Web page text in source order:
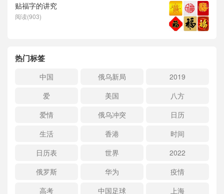
贴福字的讲究
阅读(903)
热门标签
中国 俄乌新局
2019
爱
美国
八方
爱情
俄乌冲突
日历
生活
香港
时间
日历表
世界
2022
俄罗斯
华为
疫情
高考
中国足球 上海